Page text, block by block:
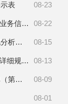
08-23
表
08-22
题的通告
08-15
报告
08-13
的请示
08-09
公示
08-01